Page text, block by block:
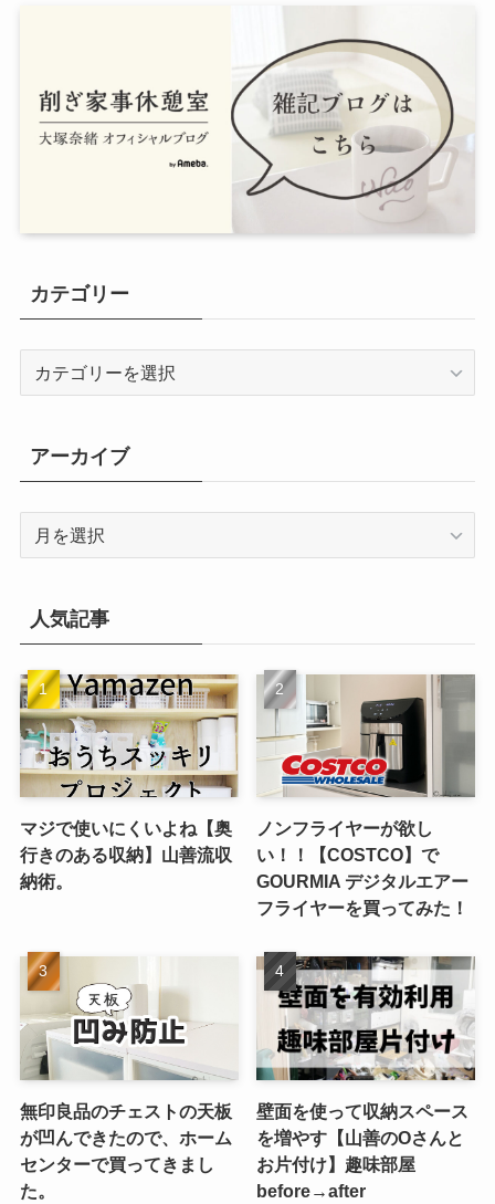
カテゴリー
ー
アーカイブ
ブ
人気記事
マジで使いにくいよね【奥
行きのある収納】山善流収
納術。
ノンフライヤーが欲し
い！！【COSTCO】で
GOURMIA デジタルエアー
フライヤーを買ってみた！
無印良品のチェストの天板
が凹んできたので、ホーム
センターで買ってきまし
た。
壁面を使って収納スペース
を増やす【山善のOさんと
お片付け】趣味部屋
before→after